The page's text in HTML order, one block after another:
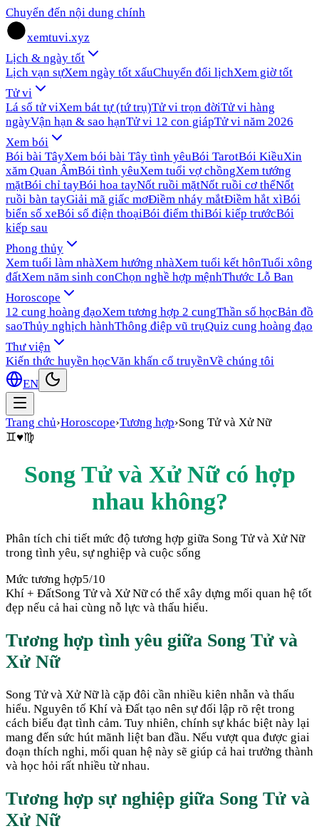
Chuyển đến nội dung chính
xemtuvi.xyz
Lịch & ngày tốt
Lịch vạn sựXem ngày tốt xấuChuyển đổi lịchXem giờ tốt
Tử vi
Lá số tử viXem bát tự (tứ trụ)Tử vi trọn đờiTử vi hàng
ngàyVận hạn & sao hạnTử vi 12 con giápTử vi năm 2026
Xem bói
Bói bài TâyXem bói bài Tây tình yêuBói TarotBói KiềuXin
xăm Quan ÂmBói tình yêuXem tuổi vợ chồngXem tướng
mặtBói chỉ tayBói hoa tayNốt ruồi mặtNốt ruồi cơ thểNốt
ruồi bàn tayGiải mã giấc mơĐiềm nháy mắtĐiềm hắt xìBói
biển số xeBói số điện thoạiBói điểm thiBói kiếp trướcBói
kiếp sau
Phong thủy
Xem tuổi làm nhàXem hướng nhàXem tuổi kết hônTuổi xông
đấtXem năm sinh conChọn nghề hợp mệnhThước Lỗ Ban
Horoscope
12 cung hoàng đạoXem tương hợp 2 cungThần số họcBản đồ
saoThủy nghịch hànhThông điệp vũ trụQuiz cung hoàng đạo
Thư viện
Kiến thức huyền họcVăn khấn cổ truyềnVề chúng tôi
EN
Trang chủ›Horoscope›Tương hợp›Song Tửvà Xử Nữ
♊♥♍
Song Tửvà Xử Nữcó hợp
nhau không?
Phân tích chi tiết mức độ tương hợp giữa Song Tửvà Xử Nữ
trong tình yêu, sự nghiệp và cuộc sống
Mức tương hợp5/10
Khí + ĐấtSong Tử và Xử Nữ có thể xây dựng mối quan hệ tốt
đẹp nếu cả hai cùng nỗ lực và thấu hiểu.
Tương hợp tình yêu giữa Song Tử và
Xử Nữ
Song Tử và Xử Nữ là cặp đôi cần nhiều kiên nhẫn và thấu
hiểu. Nguyên tố Khí và Đất tạo nên sự đối lập rõ rệt trong
cách biểu đạt tình cảm. Tuy nhiên, chính sự khác biệt này lại
mang đến sức hút mãnh liệt ban đầu. Nếu vượt qua được giai
đoạn thích nghi, mối quan hệ này sẽ giúp cả hai trưởng thành
và học hỏi rất nhiều từ nhau.
Tương hợp sự nghiệp giữa Song Tử và
Xử Nữ